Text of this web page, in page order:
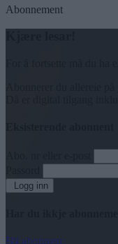
Abonnement
Logg inn
Bli abonnent